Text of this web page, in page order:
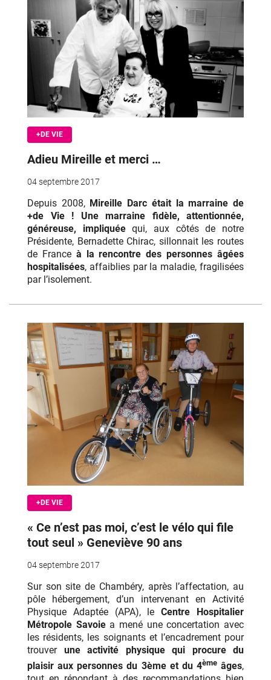
+DE VIE
Adieu Mireille et merci …
04 septembre 2017
Depuis 2008, Mireille Darc était la marraine de
+de Vie !
Une marraine fidèle, attentionnée,
généreuse, impliquéequi, aux côtés de notre
Présidente, Bernadette Chirac, sillonnait les routes
de France à la rencontre des personnes âgées
hospitalisées, affaiblies par la maladie, fragilisées
par l’isolement.
+DE VIE
« Ce n’est pas moi, c’est le vélo qui file
tout seul » Geneviève 90 ans
04 septembre 2017
Sur son site de Chambéry, après l’affectation, au
pôle hébergement, d’un intervenant en Activité
Physique Adaptée (APA), leCentre Hospitalier
Métropole Savoiea mené une concertation avec
les résidents, les soignants et l’encadrement pour
trouver une activité physique qui procure du
plaisir aux personnes du 3ème et du 4èmeâges,